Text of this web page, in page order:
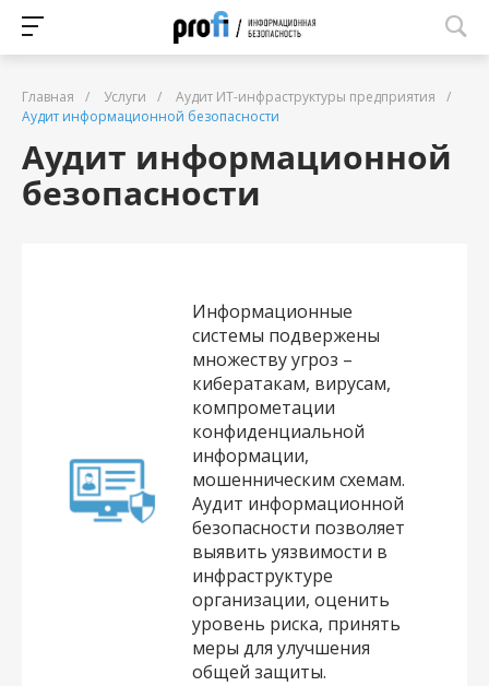
Главная / Услуги / Аудит ИТ-инфраструктуры предприятия
/
Аудит информационной безопасности
Аудит информационной
безопасности
Информационные
системы подвержены
множеству угроз –
кибератакам, вирусам,
компрометации
конфиденциальной
информации,
мошенническим схемам.
Аудит информационной
безопасности позволяет
выявить уязвимости в
инфраструктуре
организации, оценить
уровень риска, принять
меры для улучшения
общей защиты.